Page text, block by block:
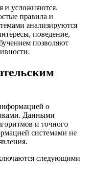
и усложняются.
правила и
анализируются
поведение,
позволяют
о
Данными
и точного
системами не
следующими